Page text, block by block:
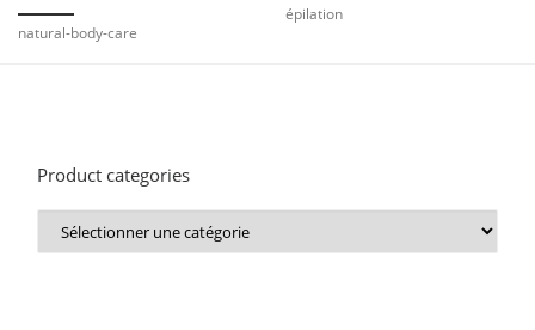
natural-body-care
épilation
Product categories